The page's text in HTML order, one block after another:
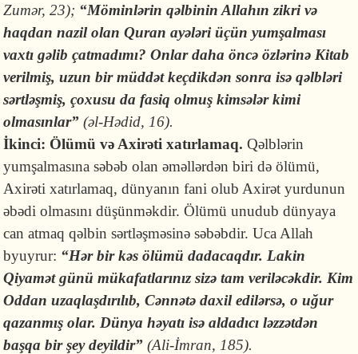
Zumər, 23); “Möminlərin qəlbinin Allahın zikri və
haqdan nazil olan Quran ayələri üçün yumşalması
vaxtı gəlib çatmadımı? Onlar daha öncə özlərinə Kitab
verilmiş, uzun bir müddət keçdikdən sonra isə qəlbləri
sərtləşmiş, çoxusu da fasiq olmuş kimsələr kimi
olmasınlar”(əl-Hədid, 16).
İkinci: Ölümü və Axirəti xatırlamaq. Qəlblərin
yumşalmasına səbəb olan əməllərdən biri də ölümü,
Axirəti xatırlamaq, dünyanın fani olub Axirət yurdunun
əbədi olmasını düşünməkdir. Ölümü unudub dünyaya
can atmaq qəlbin sərtləşməsinə səbəbdir. Uca Allah
byuyrur: “Hər bir kəs ölümü dadacaqdır. Lakin
Qiyamət günü mükafatlarınız sizə tam veriləcəkdir. Kim
Oddan uzaqlaşdırılıb, Cənnətə daxil edilərsə, o uğur
qazanmış olar. Dünya həyatı isə aldadıcı ləzzətdən
başqa bir şey deyildir”(Ali-İmran, 185).